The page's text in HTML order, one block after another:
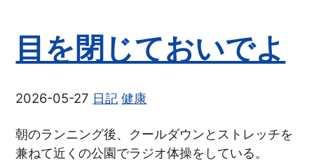
目を閉じておいでよ
2026-05-27 日記 健康
朝のランニング後、クールダウンとストレッチを
兼ねて近くの公園でラジオ体操をしている。